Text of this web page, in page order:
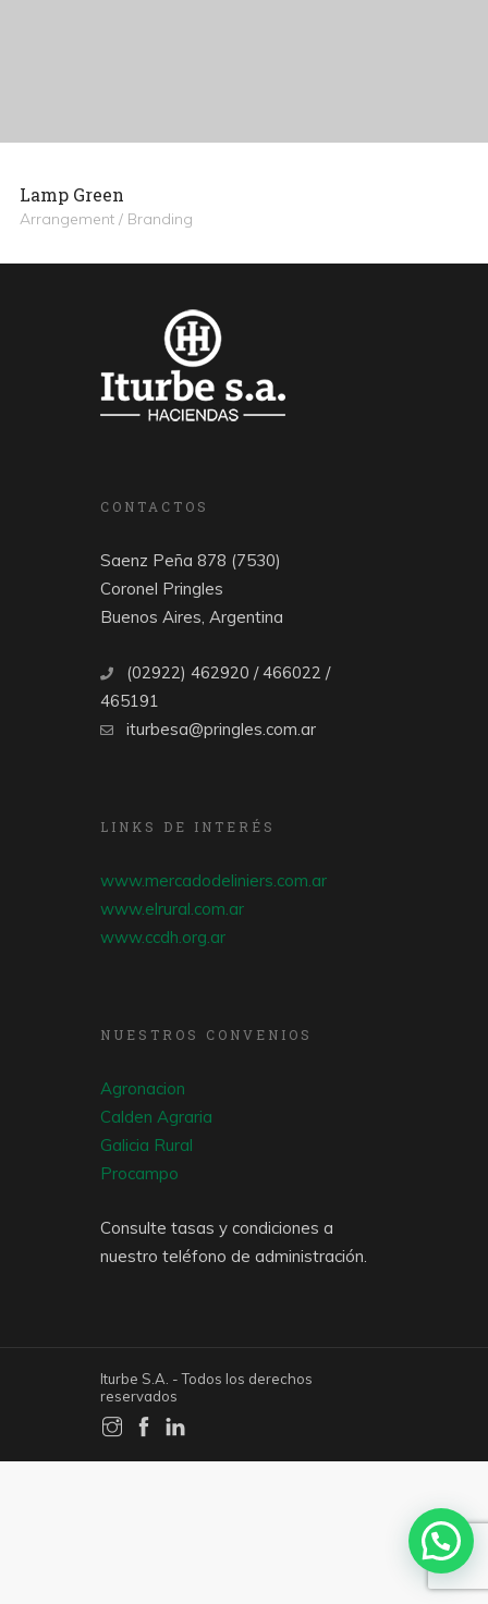
Lamp Green
Arrangement / Branding
CONTACTOS
Saenz Peña 878 (7530)
Coronel Pringles
Buenos Aires, Argentina
(02922) 462920 / 466022 /
465191
iturbesa@pringles.com.ar
LINKS DE INTERÉS
www.mercadodeliniers.com.ar
www.elrural.com.ar
www.ccdh.org.ar
NUESTROS CONVENIOS
Agronacion
Calden Agraria
Galicia Rural
Procampo
Consulte tasas y condiciones a
nuestro teléfono de administración.
Iturbe S.A. - Todos los derechos
reservados